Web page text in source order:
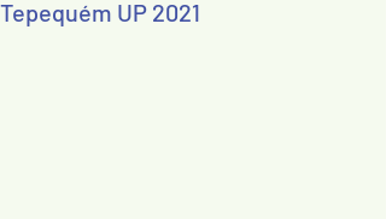
Tepequém UP 2021